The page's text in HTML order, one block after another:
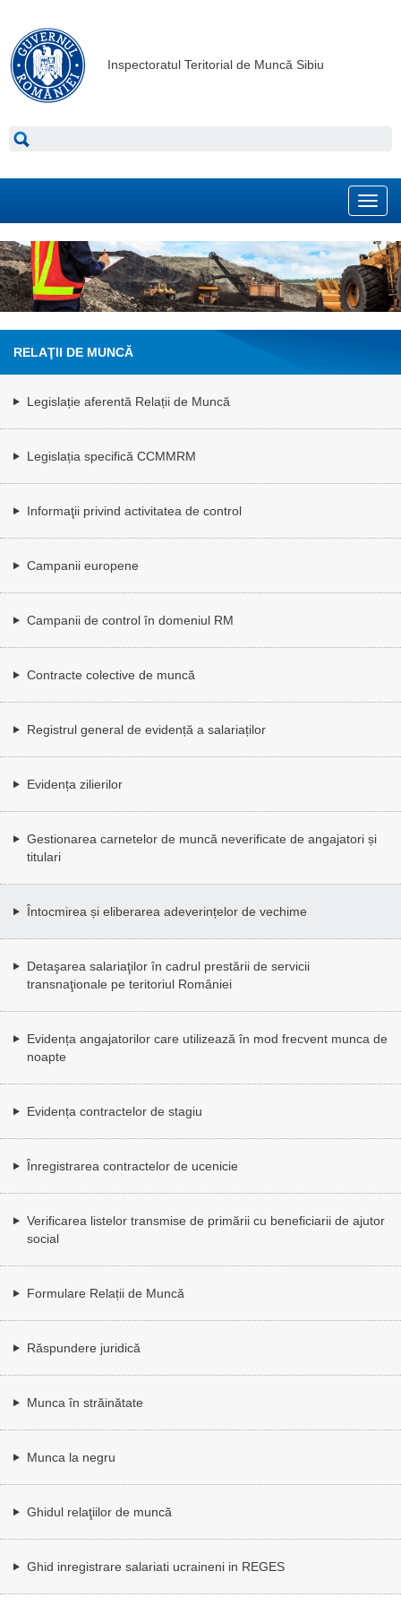
Inspectoratul Teritorial de Muncă Sibiu
RELAŢII DE MUNCĂ
Legislație aferentă Relații de Muncă
Legislația specifică CCMMRM
Informaţii privind activitatea de control
Campanii europene
Campanii de control în domeniul RM
Contracte colective de muncă
Registrul general de evidență a salariaților
Evidența zilierilor
Gestionarea carnetelor de muncă neverificate de angajatori și
titulari
Întocmirea și eliberarea adeverințelor de vechime
Detaşarea salariaţilor în cadrul prestării de servicii
transnaţionale pe teritoriul României
Evidența angajatorilor care utilizează în mod frecvent munca de
noapte
Evidența contractelor de stagiu
Înregistrarea contractelor de ucenicie
Verificarea listelor transmise de primării cu beneficiarii de ajutor
social
Formulare Relații de Muncă
Răspundere juridică
Munca în străinătate
Munca la negru
Ghidul relaţiilor de muncă
Ghid inregistrare salariati ucraineni in REGES